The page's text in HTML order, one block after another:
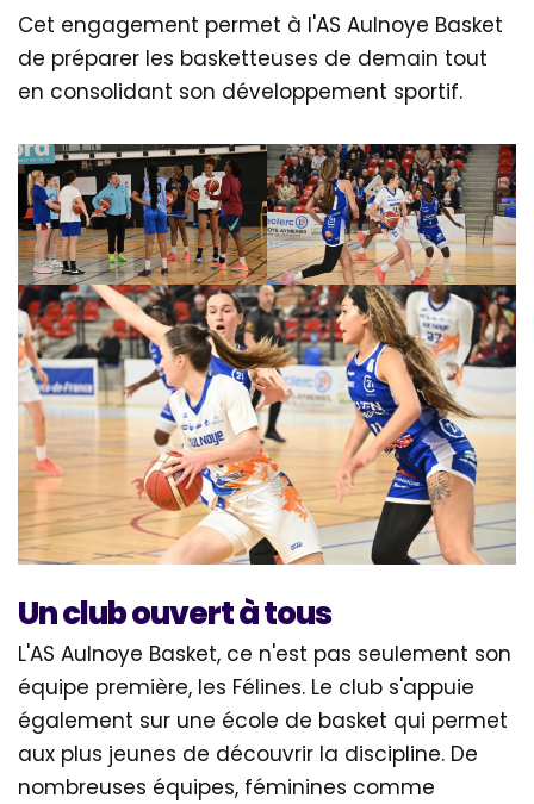
Cet engagement permet à l'AS Aulnoye Basket
de préparer les basketteuses de demain tout
en consolidant son développement sportif.
Un club ouvert à tous
L'AS Aulnoye Basket, ce n'est pas seulement son
équipe première, les Félines. Le club s'appuie
également sur une école de basket qui permet
aux plus jeunes de découvrir la discipline. De
nombreuses équipes, féminines comme